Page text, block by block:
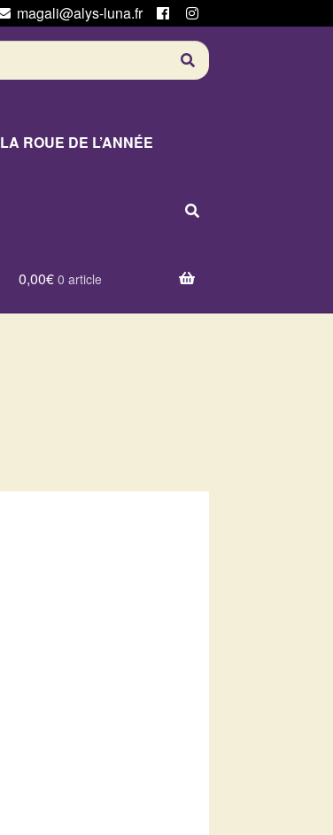
magali@alys-luna.fr
LA ROUE DE L’ANNÉE
0,00€ 0 article